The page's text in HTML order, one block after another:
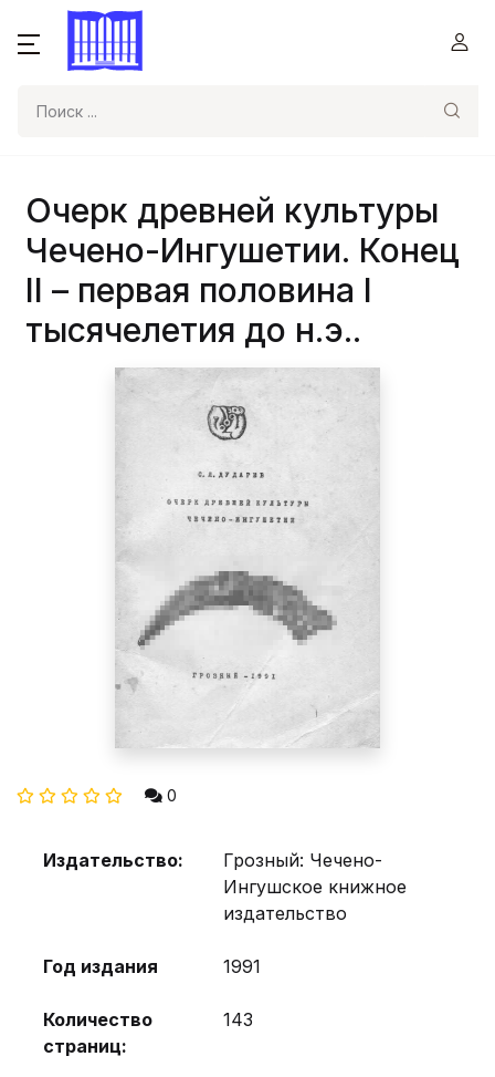
Очерк древней культуры
Чечено-Ингушетии. Конец
II – первая половина I
тысячелетия до н.э..
0
Издательство:
Грозный: Чечено-
Ингушское книжное
издательство
Год издания 1991
Количество
страниц:
143